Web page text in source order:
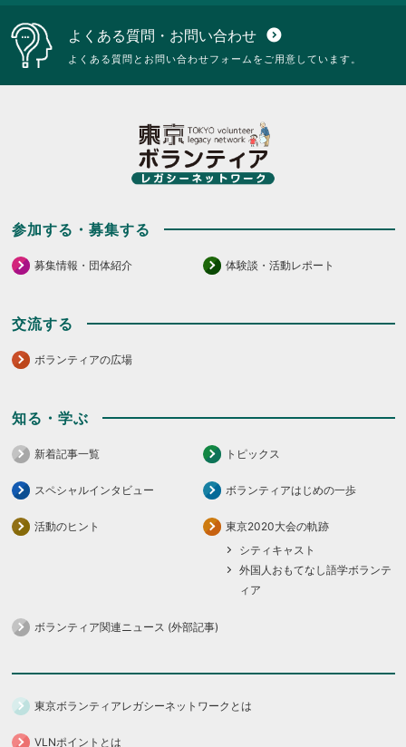
よくある質問・お問い合わせ expand_circle_down
よくある質問とお問い合わせフォームをご用意しています。
参加する・募集する
募集情報・団体紹介 体験談・活動レポート
交流する
ボランティアの広場
知る・学ぶ
新着記事一覧 トピックス
スペシャルインタビュー ボランティアはじめの一歩
活動のヒント
東京2020大会の軌跡
シティキャスト
外国人おもてなし語学ボランテ
ィア
ボランティア関連ニュース (外部記事)
東京ボランティアレガシーネットワークとは
VLNポイントとは